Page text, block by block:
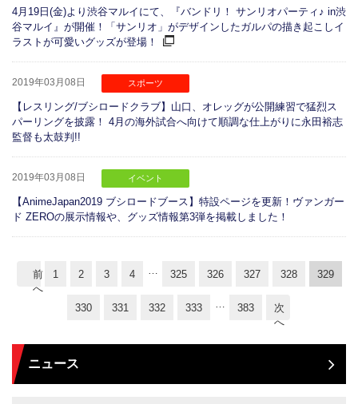
4月19日(金)より渋谷マルイにて、『バンドリ！ サンリオパーティ♪ in渋
谷マルイ』が開催！「サンリオ」がデザインしたガルパの描き起こしイ
ラストが可愛いグッズが登場！
2019年03月08日 スポーツ
【レスリング/ブシロードクラブ】山口、オレッグが公開練習で猛烈ス
パーリングを披露！ 4月の海外試合へ向けて順調な仕上がりに永田裕志
監督も太鼓判!!
2019年03月08日 イベント
【AnimeJapan2019 ブシロードブース】特設ページを更新！ヴァンガー
ド ZEROの展示情報や、グッズ情報第3弾を掲載しました！
前
へ
1 2 3 4 … 325 326 327 328 329
330 331 332 333 … 383
次
へ
ニュース